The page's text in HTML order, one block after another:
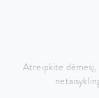
Atreipkite dėmesį,